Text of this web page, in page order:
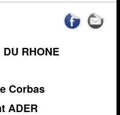
RHONE
Corbas
ADER